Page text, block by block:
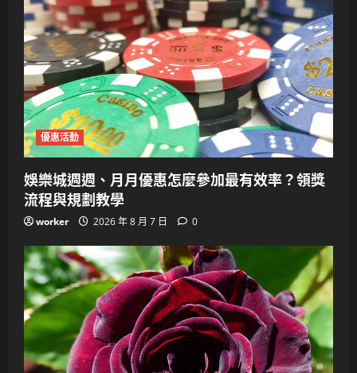
優惠活動
娛樂城週週、月月優惠怎麼參加最有效率？領獎
流程與規劃教學
worker 2026 年 8 月 7 日 0